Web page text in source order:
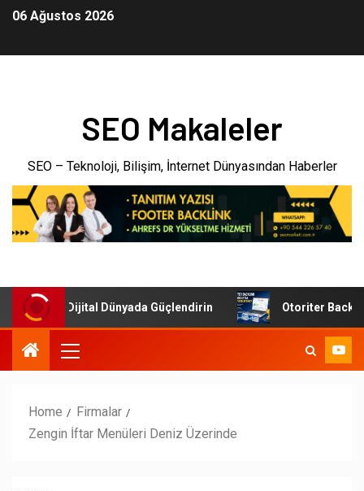
06 Ağustos 2026
SEO Makaleler
SEO – Teknoloji, Bilişim, İnternet Dünyasından Haberler
Dijital Dünyada Güçlendirin Otoriter Backlink
Home
Firmalar
Zengin İftar Menüleri Deniz Üzerinde